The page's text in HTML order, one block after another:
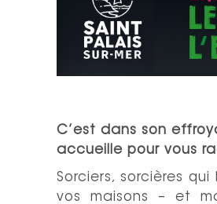
C’est dans son
accueille pour vous
Sorciers, sorcières
vos maisons – et